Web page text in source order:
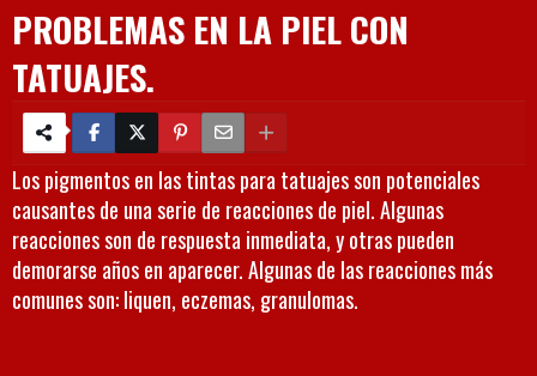
PROBLEMAS EN LA PIEL CON
TATUAJES.
Los pigmentos en las tintas para tatuajes son potenciales
causantes de una serie de reacciones de piel. Algunas
reacciones son de respuesta inmediata, y otras pueden
demorarse años en aparecer. Algunas de las reacciones más
comunes son: liquen, eczemas, granulomas.